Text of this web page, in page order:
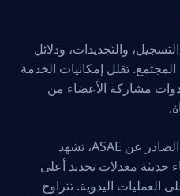
والتجديدات، ودلائل
المجتمع. تقلل إمكانيات الخدمة
أدوات مشاركة الأعضاء من
وفقًا لتقرير تكنولوجيا الجمعيات الصادر عن ASAE، تشهد
حديثة معدلات تجديد أعلى
على العمليات اليدوية. تتراوح